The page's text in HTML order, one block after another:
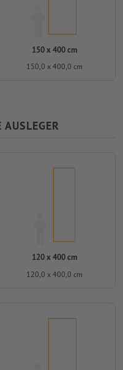
150 x 400 cm
150,0 x 400,0 cm
120 x 400 cm
120,0 x 400,0 cm